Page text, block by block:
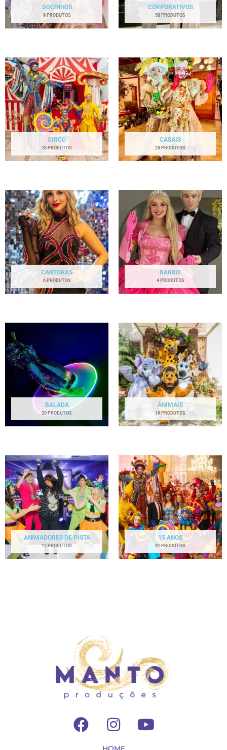
DOCINHOS
9 PRODUTOS
CORPORATIVOS
58 PRODUTOS
CIRCO
28 PRODUTOS
CASAIS
28 PRODUTOS
CANTORAS
6 PRODUTOS
BARBIE
4 PRODUTOS
BALADA
20 PRODUTOS
ANIMAIS
19 PRODUTOS
ANIMADORES DE PISTA
12 PRODUTOS
15 ANOS
31 PRODUTOS
F
a
I
n
Y
o